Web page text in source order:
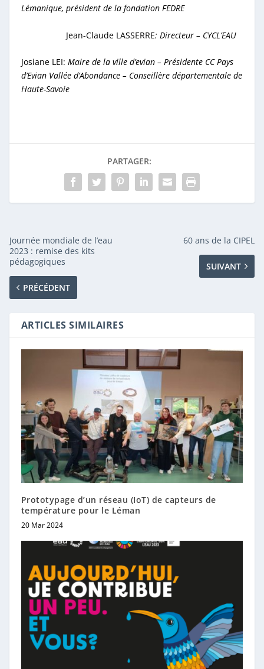
Lémanique, président de la fondation FEDRE
Jean-Claude LASSERRE: Directeur – CYCL’EAU
Josiane LEI: Maire de la ville d’evian – Présidente CC Pays
d’Evian Vallée d’Abondance – Conseillère départementale de
Haute-Savoie
PARTAGER:
Journée mondiale de l’eau
2023 : remise des kits
pédagogiques
PRÉCÉDENT
60 ans de la CIPEL
SUIVANT
ARTICLES SIMILAIRES
Prototypage d’un réseau (IoT) de capteurs de
température pour le Léman
20 Mar 2024